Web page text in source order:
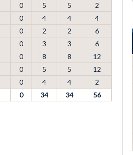
0 5 5
2
0 4 4
4
0 2 2
6
0 3 3
6
0 8 8
12
0 5 5
12
0 4 4
2
0 34 34 56